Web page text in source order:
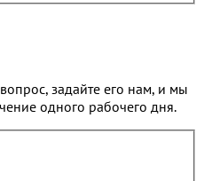
задайте его нам, и мы
одного рабочего дня.